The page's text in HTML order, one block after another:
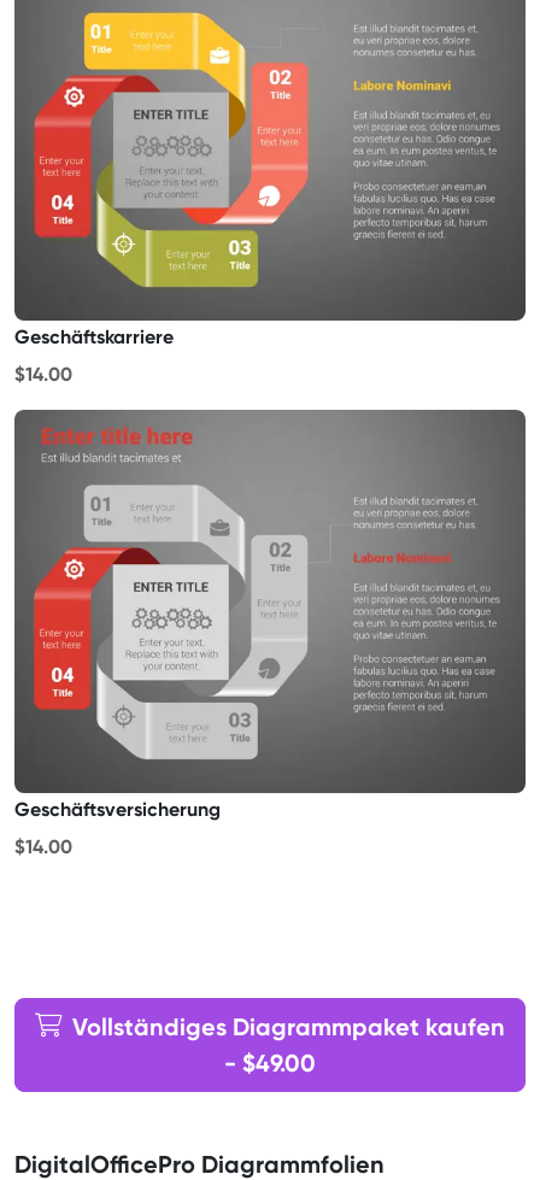
Geschäftskarriere
$14.00
Geschäftsversicherung
$14.00
Vollständiges Diagrammpaket kaufen
- $49.00
DigitalOfficePro Diagrammfolien